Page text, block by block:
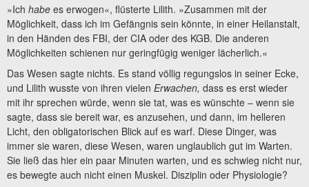
»Ich habe es erwogen«, flüsterte Lilith. »Zusammen mit der
Möglichkeit, dass ich im Gefängnis sein könnte, in einer Heilanstalt,
in den Händen des FBI, der CIA oder des KGB. Die anderen
Möglichkeiten schienen nur geringfügig weniger lächerlich.«
Das Wesen sagte nichts. Es stand völlig regungslos in seiner Ecke,
und Lilith wusste von ihren vielen Erwachen, dass es erst wieder
mit ihr sprechen würde, wenn sie tat, was es wünschte – wenn sie
sagte, dass sie bereit war, es anzusehen, und dann, im helleren
Licht, den obligatorischen Blick auf es warf. Diese Dinger, was
immer sie waren, diese Wesen, waren unglaublich gut im Warten.
Sie ließ das hier ein paar Minuten warten, und es schwieg nicht nur,
es bewegte auch nicht einen Muskel. Disziplin oder Physiologie?